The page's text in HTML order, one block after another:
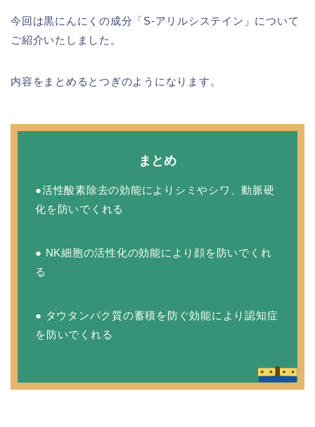
今回は黒にんにくの成分「S-アリルシステイン」について
ご紹介いたしました。
内容をまとめるとつぎのようになります。
まとめ
●活性酸素除去の効能によりシミやシワ、動脈硬
化を防いでくれる
● NK細胞の活性化の効能により顔を防いでくれ
る
● タウタンパク質の蓄積を防ぐ効能により認知症
を防いでくれる